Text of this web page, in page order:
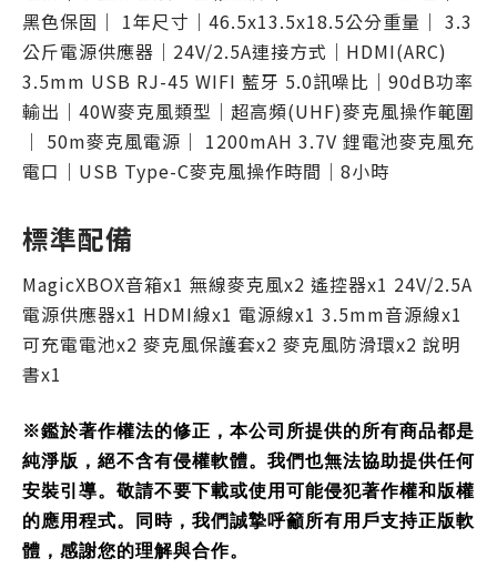
黑色保固｜ 1年尺寸｜46.5x13.5x18.5公分重量｜ 3.3
公斤電源供應器｜24V/2.5A連接方式｜HDMI(ARC)
3.5mm USB RJ-45 WIFI 藍牙 5.0訊噪比｜90dB功率
輸出｜40W麥克風類型｜超高頻(UHF)麥克風操作範圍
｜ 50m麥克風電源｜ 1200mAH 3.7V 鋰電池麥克風充
電口｜USB Type-C麥克風操作時間｜8小時
標準配備
MagicXBOX音箱x1 無線麥克風x2 遙控器x1 24V/2.5A
電源供應器x1 HDMI線x1 電源線x1 3.5mm音源線x1
可充電電池x2 麥克風保護套x2 麥克風防滑環x2 說明
書x1
※鑑於著作權法的修正，本公司所提供的所有商品都是
純淨版，絕不含有侵權軟體。我們也無法協助提供任何
安裝引導。敬請不要下載或使用可能侵犯著作權和版權
的應用程式。同時，我們誠摯呼籲所有用戶支持正版軟
體，感謝您的理解與合作。